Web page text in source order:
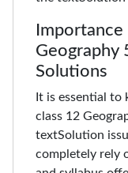
Geography
Solutions
It is essential
class 12
textSolution
completely rely